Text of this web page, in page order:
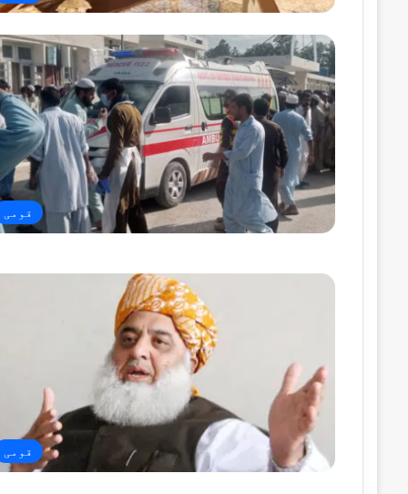
قومی
قومی